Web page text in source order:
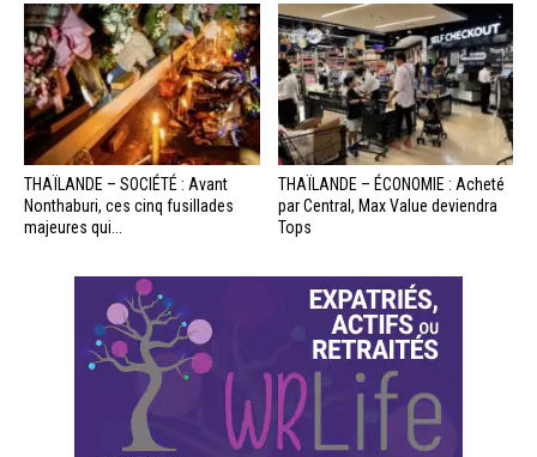
THAÏLANDE – SOCIÉTÉ : Avant
Nonthaburi, ces cinq fusillades
majeures qui...
THAÏLANDE – ÉCONOMIE : Acheté
par Central, Max Value deviendra
Tops